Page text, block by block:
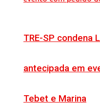
TRE-SP condena
antecipada em
Tebet e Marina